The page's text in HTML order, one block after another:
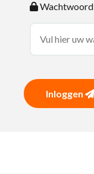
Wachtwoord
Inloggen